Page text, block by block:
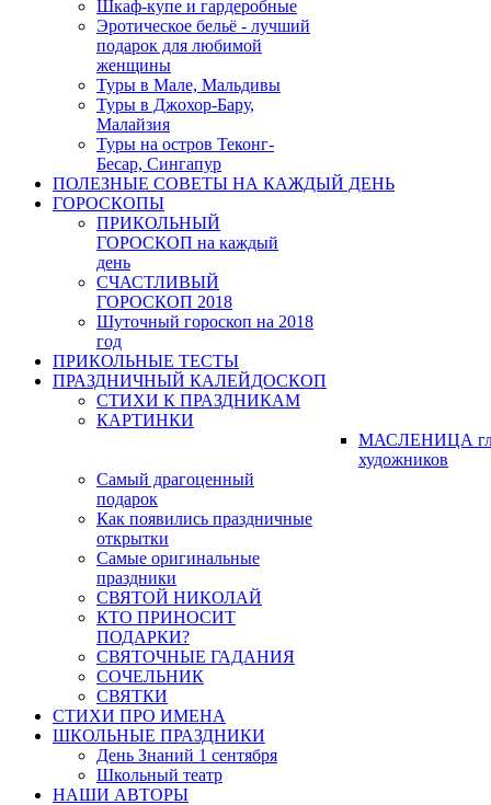
Шкаф-купе и гардеробные
Эротическое бельё - лучший
подарок для любимой
женщины
Туры в Мале, Мальдивы
Туры в Джохор-Бару,
Малайзия
Туры на остров Теконг-
Бесар, Сингапур
ПОЛЕЗНЫЕ СОВЕТЫ НА КАЖДЫЙ ДЕНЬ
ГОРОСКОПЫ
ПРИКОЛЬНЫЙ
ГОРОСКОП на каждый
день
СЧАСТЛИВЫЙ
ГОРОСКОП 2018
Шуточный гороскоп на 2018
год
ПРИКОЛЬНЫЕ ТЕСТЫ
ПРАЗДНИЧНЫЙ КАЛЕЙДОСКОП
СТИХИ К ПРАЗДНИКАМ
КАРТИНКИ
МАСЛЕНИЦА
художников
Самый драгоценный
подарок
Как появились праздничные
открытки
Самые оригинальные
праздники
СВЯТОЙ НИКОЛАЙ
КТО ПРИНОСИТ
ПОДАРКИ?
СВЯТОЧНЫЕ ГАДАНИЯ
СОЧЕЛЬНИК
СВЯТКИ
СТИХИ ПРО ИМЕНА
ШКОЛЬНЫЕ ПРАЗДНИКИ
День Знаний 1 сентября
Школьный театр
НАШИ АВТОРЫ